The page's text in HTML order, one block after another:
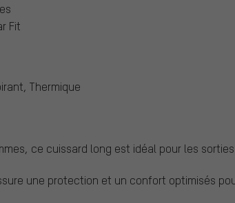
Fit
Thermique
ce cuissard long est idéal pour les
une protection et un confort optimisés